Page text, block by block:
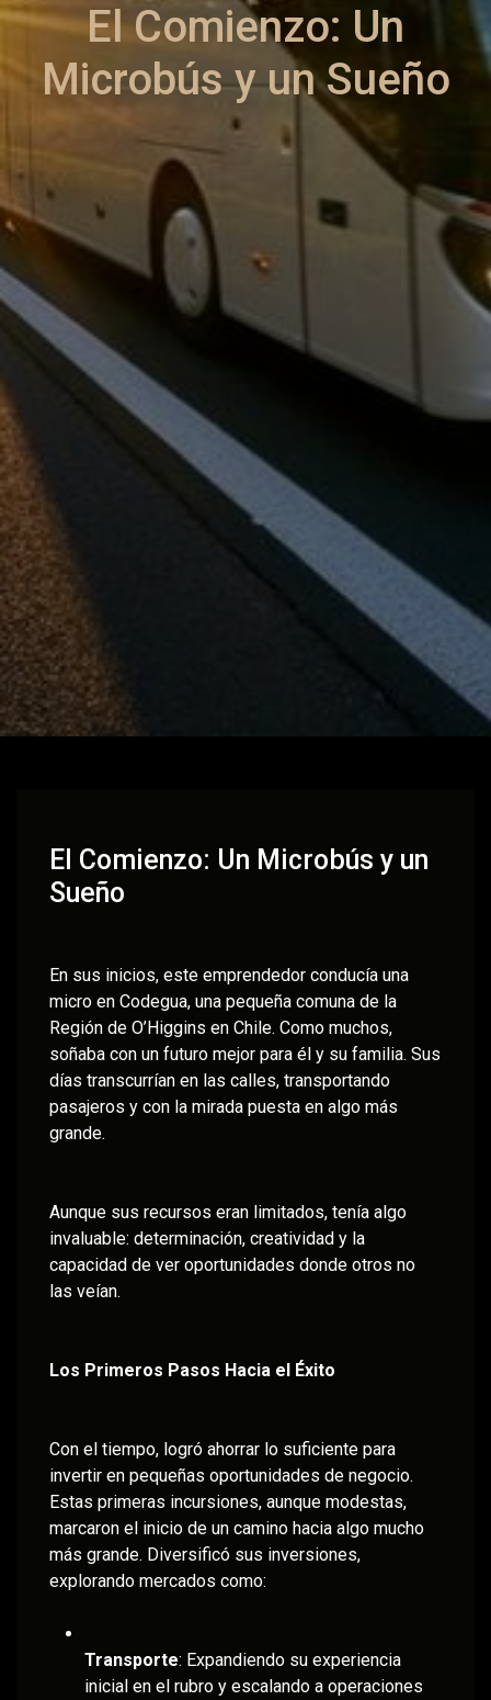
El Comienzo: Un
Microbús y un Sueño
El Comienzo: Un Microbús y un
Sueño
En sus inicios, este emprendedor conducía una
micro en Codegua, una pequeña comuna de la
Región de O’Higgins en Chile. Como muchos,
soñaba con un futuro mejor para él y su familia. Sus
días transcurrían en las calles, transportando
pasajeros y con la mirada puesta en algo más
grande.
Aunque sus recursos eran limitados, tenía algo
invaluable: determinación, creatividad y la
capacidad de ver oportunidades donde otros no
las veían.
Los Primeros Pasos Hacia el Éxito
Con el tiempo, logró ahorrar lo suficiente para
invertir en pequeñas oportunidades de negocio.
Estas primeras incursiones, aunque modestas,
marcaron el inicio de un camino hacia algo mucho
más grande. Diversificó sus inversiones,
explorando mercados como:
Transporte: Expandiendo su experiencia
inicial en el rubro y escalando a operaciones